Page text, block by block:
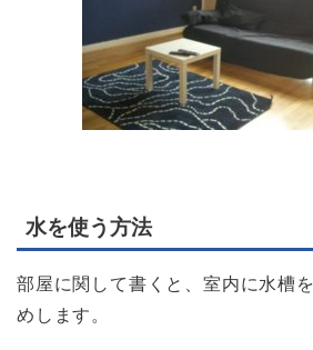
水を使う方法
部屋に関して書くと、室内に水槽
めします。